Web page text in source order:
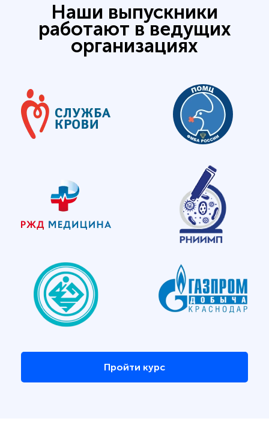
Наши выпускники
работают в ведущих
организациях
Пройти курс